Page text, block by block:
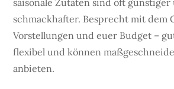
schmackhafter. Besprecht mit dem
Vorstellungen und euer Budget –
flexibel und können
anbieten.